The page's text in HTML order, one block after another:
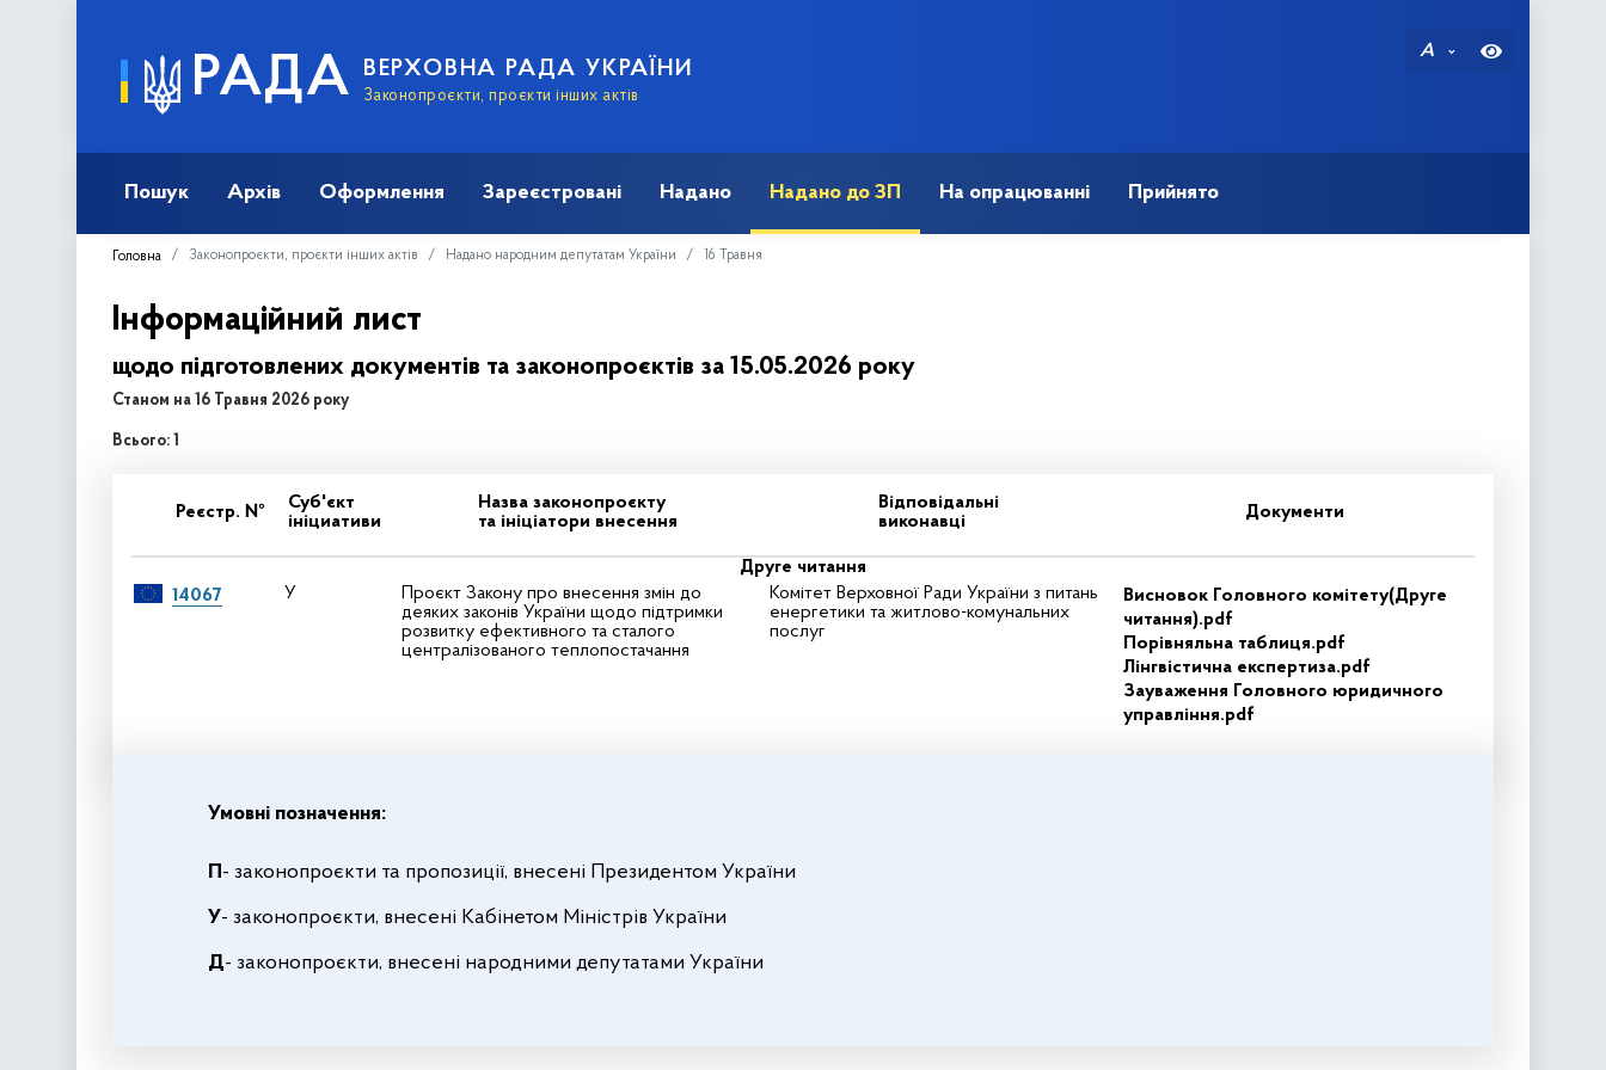
РАДА ВЕРХОВНА РАДА УКРАЇНИ
Законопроєкти, проєкти інших актів
A
Пошук Архів Оформлення Зареєстровані Надано Надано до ЗП На опрацюванні Прийнято
Головна Законопроєкти, проєкти інших актів Надано народним депутатам України 16 Травня
Інформаційний лист
щодо підготовлених документів та законопроєктів за 15.05.2026 року
Станом на 16 Травня 2026 року
Всього: 1
Реєстр. №
Суб'єкт
ініциативи
Назва законопроєкту
та ініціатори внесення
Відповідальні
виконавці
Документи
Друге читання
14067
У
Проєкт Закону про внесення змін до
деяких законів України щодо підтримки
розвитку ефективного та сталого
централізованого теплопостачання
Комітет Верховної Ради України з питань
енергетики та житлово-комунальних
послуг
Висновок Головного комітету(Друге
читання).pdf
Порівняльна таблиця.pdf
Лінгвістична експертиза.pdf
Зауваження Головного юридичного
управління.pdf
Умовні позначення:
П- законопроєкти та пропозиції, внесені Президентом України
У- законопроєкти, внесені Кабінетом Міністрів України
Д- законопроєкти, внесені народними депутатами України